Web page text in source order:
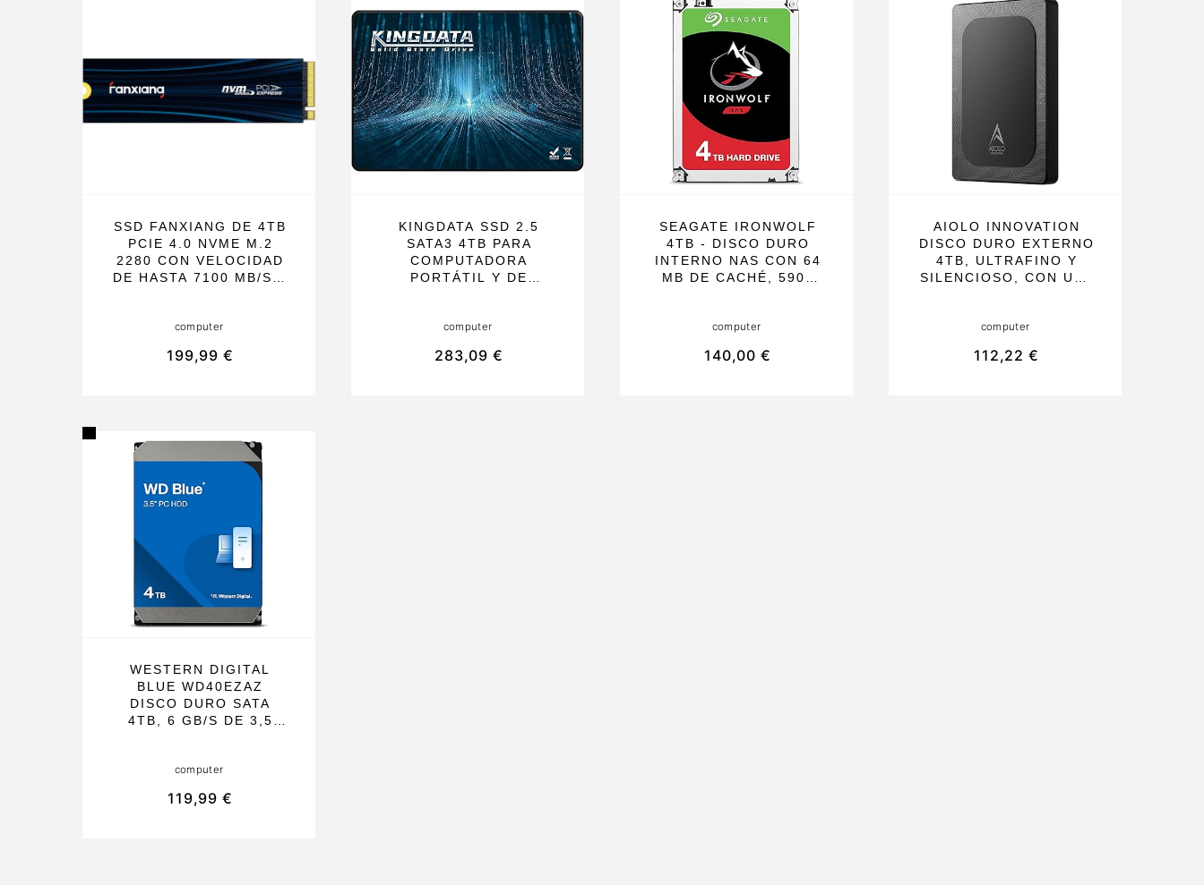
SSD FANXIANG DE 4TB
PCIE 4.0 NVME M.2
2280 CON VELOCIDAD
DE HASTA 7100 MB/S Y
ORDENADORES Y
PARA GAMERS Y
computer
199,99 €
KINGDATA SSD 2.5
SATA3 4TB PARA
COMPUTADORA
PORTÁTIL Y DE
LECTURA Y
FUNCIÓN PORTÁTIL.
computer
283,09 €
SEAGATE IRONWOLF
4TB - DISCO DURO
INTERNO NAS CON 64
MB DE CACHÉ, 5900
ALMACENAMIENTO
RAID, ORDENADORES
computer
140,00 €
AIOLO INNOVATION
DISCO DURO EXTERNO
4TB, ULTRAFINO Y
SILENCIOSO, CON USB
XBOX. IDEAL PARA
EN MOVIMIENTO
computer
112,22 €
WESTERN DIGITAL
BLUE WD40EZAZ
DISCO DURO SATA
4TB, 6 GB/S DE 3,5
PARA SOBREMESAS,
SERVIDORES, CON
computer
119,99 €